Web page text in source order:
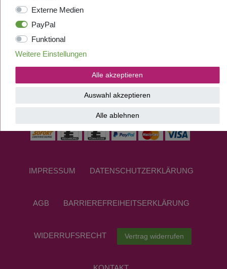
ZAHLUNGSANBIETER
IMPRESSUM DATEN­SCHUTZ­ERKLÄRUNG
AGB BARRIEREFREIHEITSERKLÄRUNG
WIDERRUFS­RECHT Vertrag widerrufen
Externe Medien
PayPal
Funktional
Weitere Einstellungen
Alle akzeptieren
Auswahl akzeptieren
Alle ablehnen